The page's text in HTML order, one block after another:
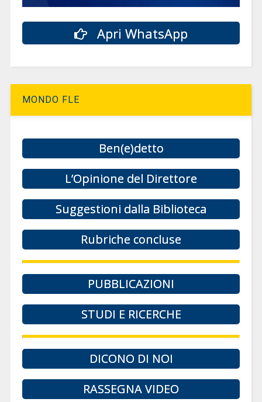
Apri WhatsApp
MONDO FLE
Ben(e)detto
L’Opinione del Direttore
Suggestioni dalla Biblioteca
Rubriche concluse
PUBBLICAZIONI
STUDI E RICERCHE
DICONO DI NOI
RASSEGNA VIDEO